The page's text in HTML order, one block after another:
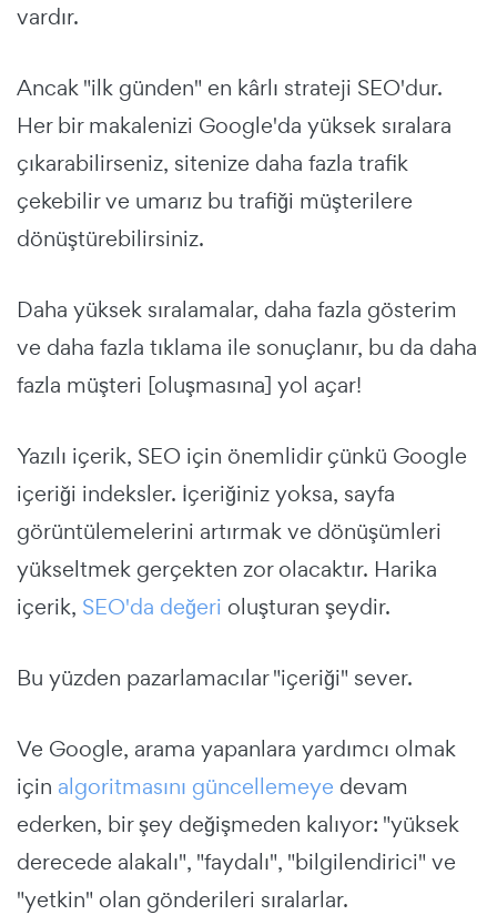
vardır.
Ancak "ilk günden" en kârlı strateji SEO'dur.
Her bir makalenizi Google'da yüksek sıralara
çıkarabilirseniz, sitenize daha fazla trafik
çekebilir ve umarız bu trafiği müşterilere
dönüştürebilirsiniz.
Daha yüksek sıralamalar, daha fazla gösterim
ve daha fazla tıklama ile sonuçlanır, bu da daha
fazla müşteri [oluşmasına] yol açar!
Yazılı içerik, SEO için önemlidir çünkü Google
içeriği indeksler. İçeriğiniz yoksa, sayfa
görüntülemelerini artırmak ve dönüşümleri
yükseltmek gerçekten zor olacaktır. Harika
içerik, SEO'da değeri oluşturan şeydir.
Bu yüzden pazarlamacılar "içeriği" sever.
Ve Google, arama yapanlara yardımcı olmak
için algoritmasını güncellemeye devam
ederken, bir şey değişmeden kalıyor: "yüksek
derecede alakalı", "faydalı", "bilgilendirici" ve
"yetkin" olan gönderileri sıralarlar.